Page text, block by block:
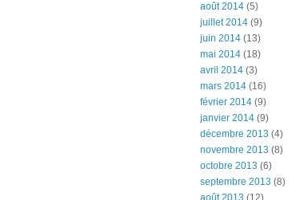
août 2014 (5)
juillet 2014 (9)
juin 2014 (13)
mai 2014 (18)
avril 2014 (3)
mars 2014 (16)
février 2014 (9)
janvier 2014 (9)
décembre 2013 (4)
novembre 2013 (8)
octobre 2013 (6)
septembre 2013 (8)
août 2013 (12)